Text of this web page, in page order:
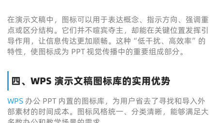
在演示文稿中，图标可以用于表达概念、指示方向、强调重
点或区分结构。它们并不喧宾夺主，却能在关键位置发挥引
导作用，让信息传达更加顺畅。这种“低干扰、高效率”的
特性，使图标成为 PPT 视觉传播中的重要组成部分。
四、WPS 演示文稿图标库的实用优势
WPS 办公 PPT 内置的图标库，为用户省去了寻找和导入外
部素材的时间成本。图标风格统一、分类清晰，能够满足大